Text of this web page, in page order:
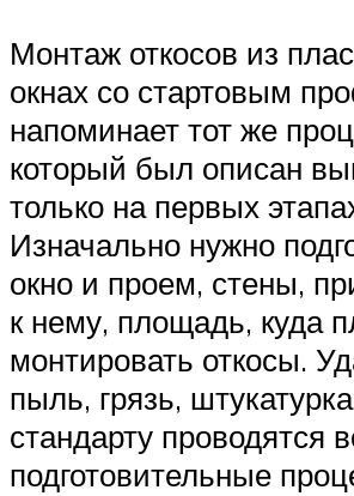
Монтаж откосов из
окнах со стартовым
напоминает тот же
который был описан
только на первых
Изначально нужно
окно и проем, стены,
к нему, площадь, куда
монтировать откосы.
пыль, грязь,
стандарту проводятся
подготовительные